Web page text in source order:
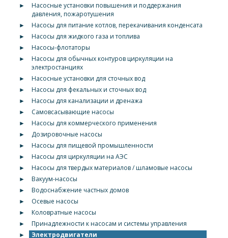
►
Насосные установки повышения и поддержания
давления, пожаротушения
►
Насосы для питание котлов, перекачивания конденсата
►
Насосы для жидкого газа и топлива
►
Насосы-флотаторы
►
Насосы для обычных контуров циркуляции на
электростанциях
►
Насосные установки для сточных вод
►
Насосы для фекальных и сточных вод
►
Насосы для канализации и дренажа
►
Самовсасывающие насосы
►
Насосы для коммерческого применения
►
Дозировочные насосы
►
Насосы для пищевой промышленности
►
Насосы для циркуляции на АЭС
►
Насосы для твердых материалов / шламовые насосы
►
Вакуум-насосы
►
Водоснабжение частных домов
►
Осевые насосы
►
Коловратные насосы
►
Принадлежности к насосам и системы управления
►
Электродвигатели